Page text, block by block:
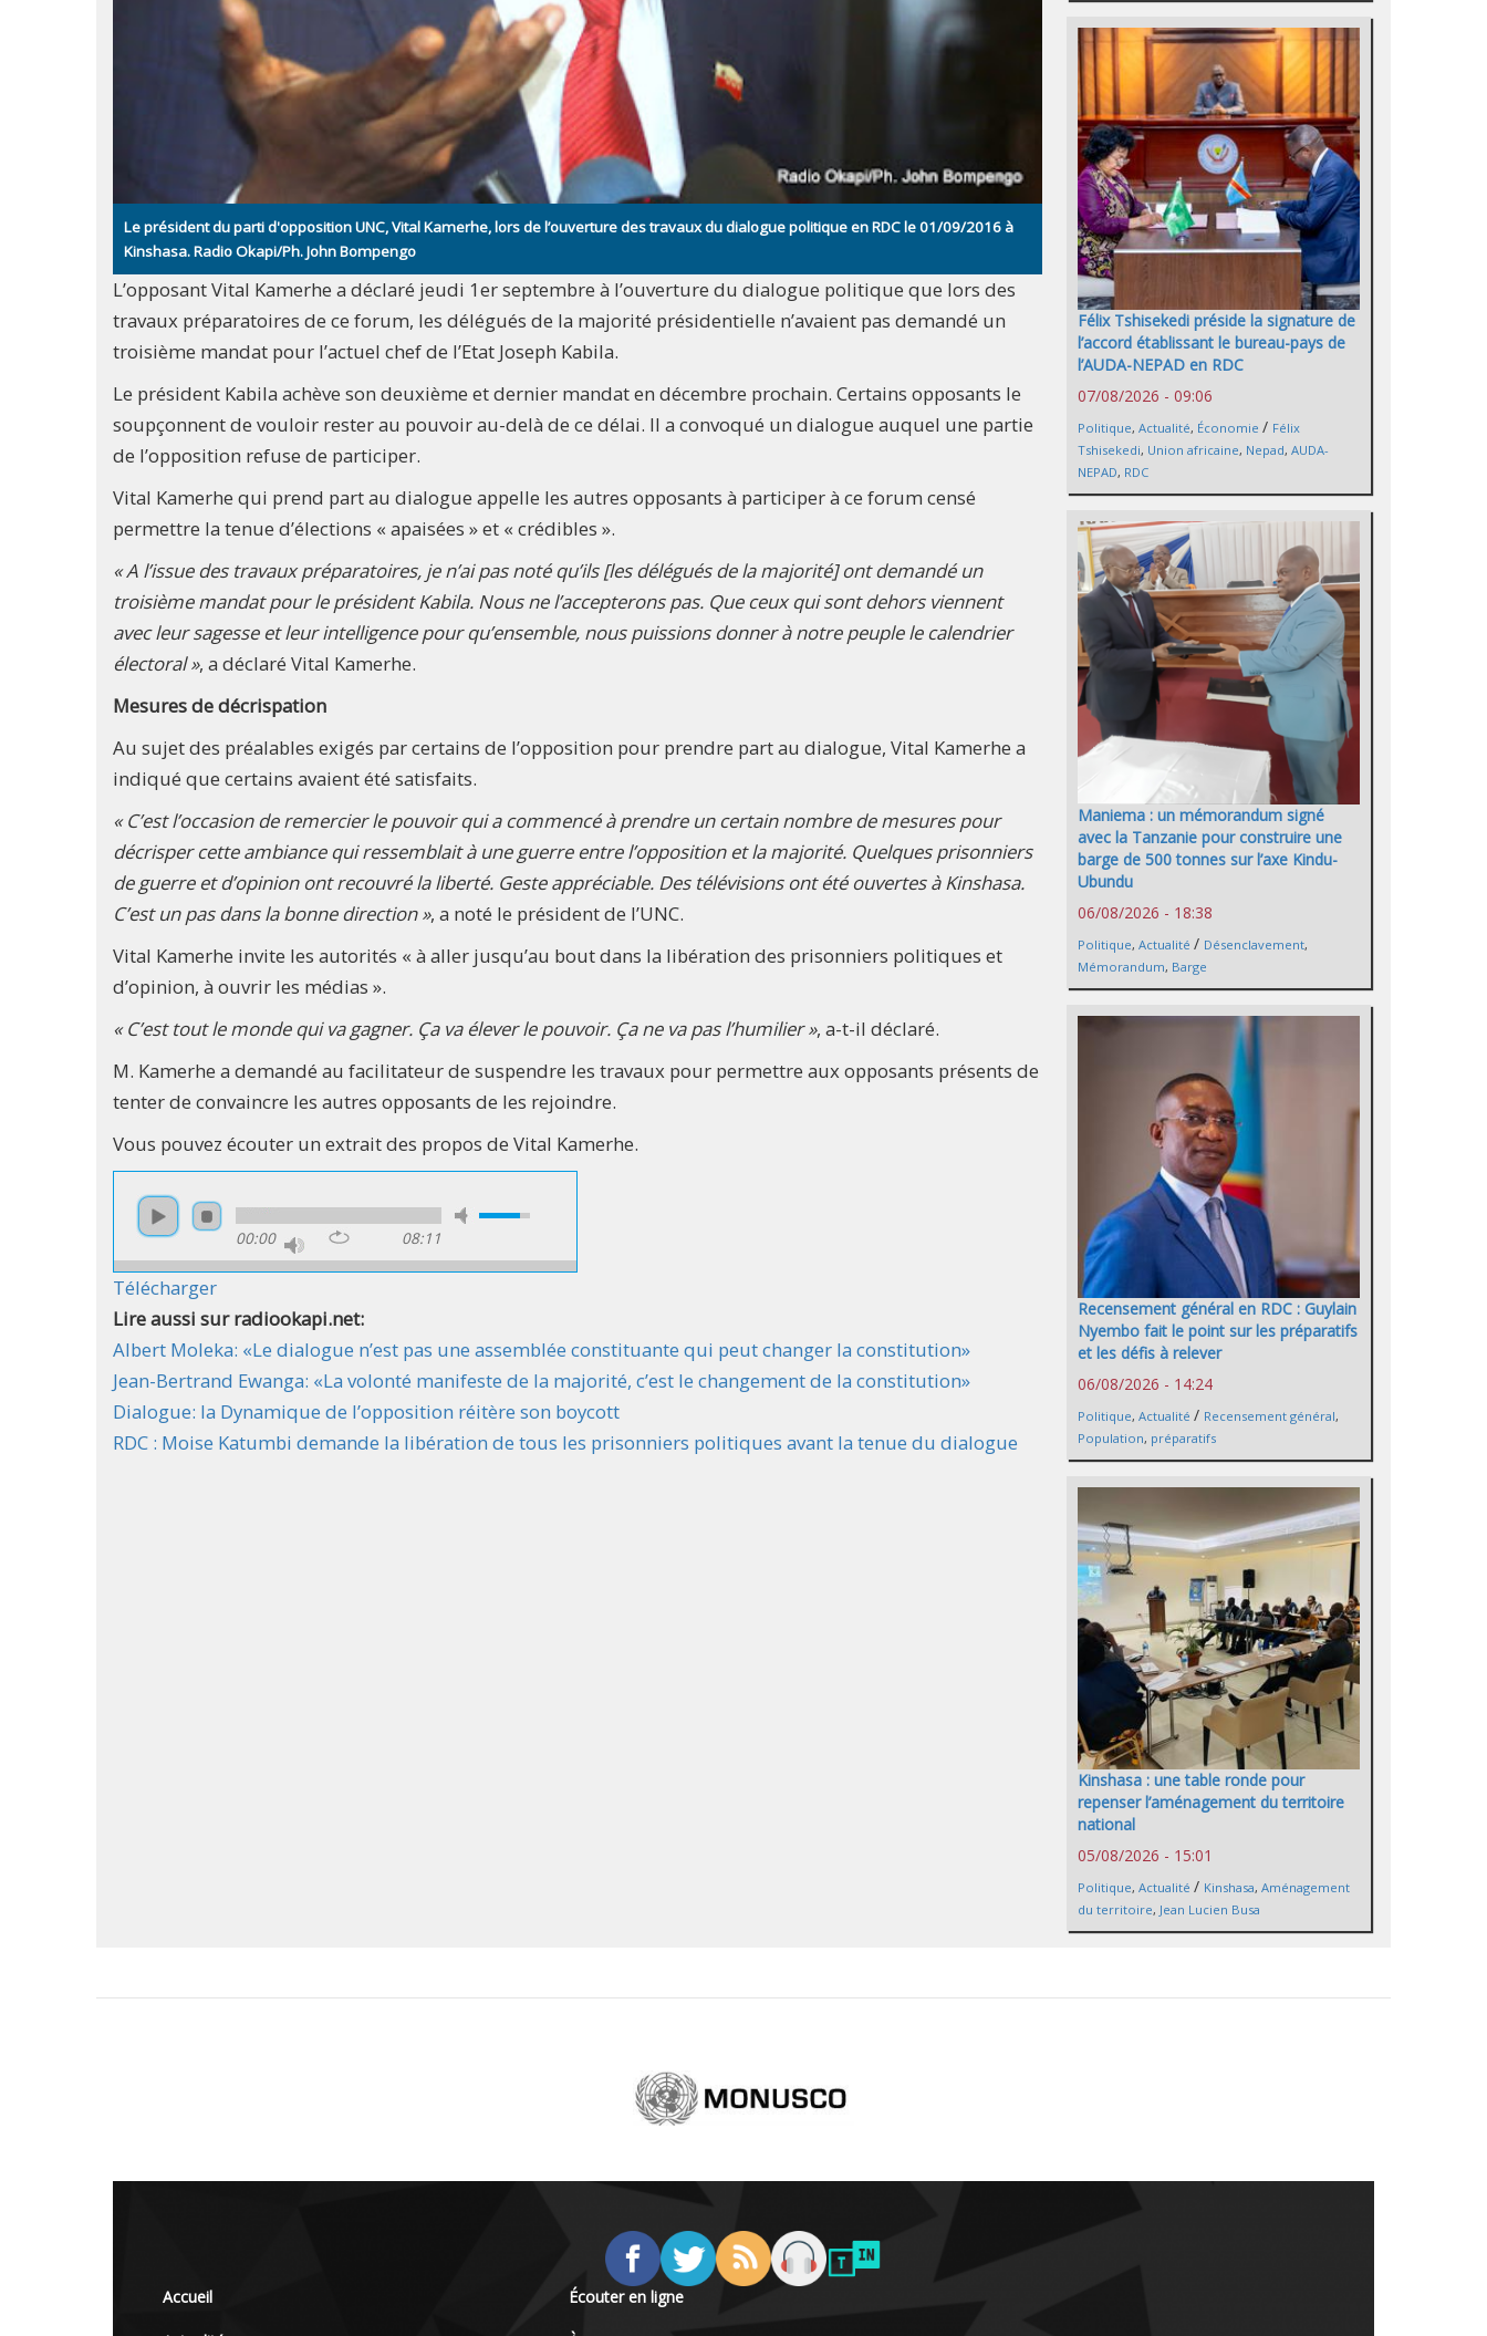
Le président du parti d'opposition UNC, Vital Kamerhe, lors de l’ouverture des travaux du dialogue politique en RDC le 01/09/2016 à
Kinshasa. Radio Okapi/Ph. John Bompengo
L’opposant Vital Kamerhe a déclaré jeudi 1er septembre à l’ouverture du dialogue politique que lors des
travaux préparatoires de ce forum, les délégués de la majorité présidentielle n’avaient pas demandé un
troisième mandat pour l’actuel chef de l’Etat Joseph Kabila.
Le président Kabila achève son deuxième et dernier mandat en décembre prochain. Certains opposants le
soupçonnent de vouloir rester au pouvoir au-delà de ce délai. Il a convoqué un dialogue auquel une partie
de l’opposition refuse de participer.
Vital Kamerhe qui prend part au dialogue appelle les autres opposants à participer à ce forum censé
permettre la tenue d’élections « apaisées » et « crédibles ».
« A l’issue des travaux préparatoires, je n’ai pas noté qu’ils [les délégués de la majorité] ont demandé un
troisième mandat pour le président Kabila. Nous ne l’accepterons pas. Que ceux qui sont dehors viennent
avec leur sagesse et leur intelligence pour qu’ensemble, nous puissions donner à notre peuple le calendrier
électoral », a déclaré Vital Kamerhe.
Mesures de décrispation
Au sujet des préalables exigés par certains de l’opposition pour prendre part au dialogue, Vital Kamerhe a
indiqué que certains avaient été satisfaits.
« C’est l’occasion de remercier le pouvoir qui a commencé à prendre un certain nombre de mesures pour
décrisper cette ambiance qui ressemblait à une guerre entre l’opposition et la majorité. Quelques prisonniers
de guerre et d’opinion ont recouvré la liberté. Geste appréciable. Des télévisions ont été ouvertes à Kinshasa.
C’est un pas dans la bonne direction », a noté le président de l’UNC.
Vital Kamerhe invite les autorités « à aller jusqu’au bout dans la libération des prisonniers politiques et
d’opinion, à ouvrir les médias ».
« C’est tout le monde qui va gagner. Ça va élever le pouvoir. Ça ne va pas l’humilier », a-t-il déclaré.
M. Kamerhe a demandé au facilitateur de suspendre les travaux pour permettre aux opposants présents de
tenter de convaincre les autres opposants de les rejoindre.
Vous pouvez écouter un extrait des propos de Vital Kamerhe.
00:00 08:11
Télécharger
Lire aussi sur radiookapi.net:
Albert Moleka: «Le dialogue n’est pas une assemblée constituante qui peut changer la constitution»
Jean-Bertrand Ewanga: «La volonté manifeste de la majorité, c’est le changement de la constitution»
Dialogue: la Dynamique de l’opposition réitère son boycott
RDC : Moise Katumbi demande la libération de tous les prisonniers politiques avant la tenue du dialogue
Félix Tshisekedi préside la signature de
l’accord établissant le bureau-pays de
l’AUDA-NEPAD en RDC
07/08/2026 - 09:06
Politique, Actualité, Économie / Félix
Tshisekedi, Union africaine, Nepad, AUDA-
NEPAD, RDC
Maniema : un mémorandum signé
avec la Tanzanie pour construire une
barge de 500 tonnes sur l’axe Kindu-
Ubundu
06/08/2026 - 18:38
Politique, Actualité / Désenclavement,
Mémorandum, Barge
Recensement général en RDC : Guylain
Nyembo fait le point sur les préparatifs
et les défis à relever
06/08/2026 - 14:24
Politique, Actualité / Recensement général,
Population, préparatifs
Kinshasa : une table ronde pour
repenser l’aménagement du territoire
national
05/08/2026 - 15:01
Politique, Actualité / Kinshasa, Aménagement
du territoire, Jean Lucien Busa
Accueil Écouter en ligne